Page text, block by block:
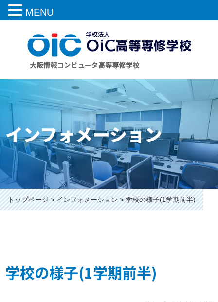
インフォメーション
トップページ インフォメーション 学校の様子(1学期前半)
学校の様子(1学期前半)
MENU